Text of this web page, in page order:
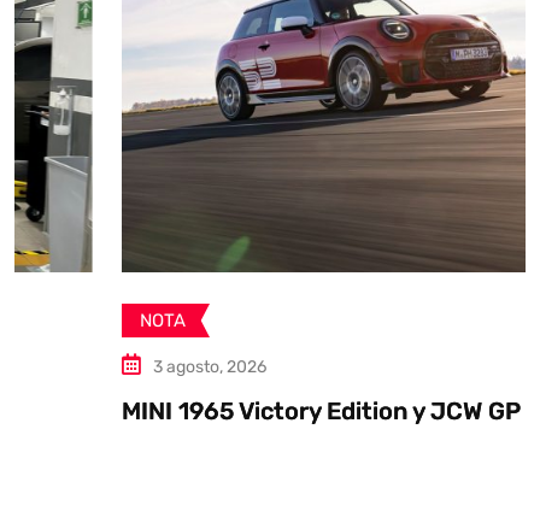
3 agosto, 2026
MINI 1965 Victory Edition y JCW GP Inspired